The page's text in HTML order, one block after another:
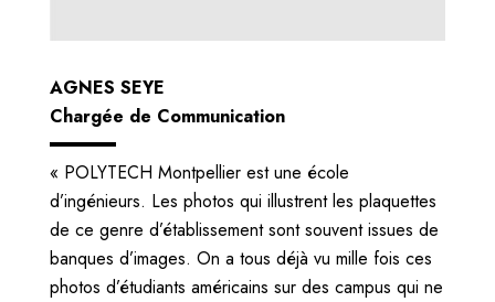
AGNES SEYE
Chargée de Communication
« POLYTECH Montpellier est une école
d’ingénieurs. Les photos qui illustrent les plaquettes
de ce genre d’établissement sont souvent issues de
banques d’images. On a tous déjà vu mille fois ces
photos d’étudiants américains sur des campus qui ne